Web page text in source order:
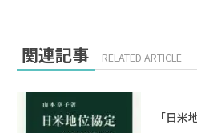
関連記事 RELATED ARTICLE
「日米